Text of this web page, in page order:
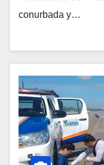
conurbada y…